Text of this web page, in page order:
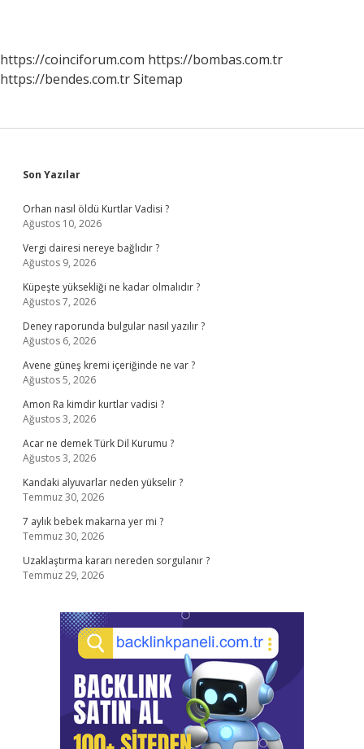
https://coinciforum.com https://bombas.com.tr
https://bendes.com.trSitemap
Sidebar
Son Yazılar
Orhan nasıl öldü Kurtlar Vadisi ?
Ağustos 10, 2026
Vergi dairesi nereye bağlıdır ?
Ağustos 9, 2026
Küpeşte yüksekliği ne kadar olmalıdır ?
Ağustos 7, 2026
Deney raporunda bulgular nasıl yazılır ?
Ağustos 6, 2026
Avene güneş kremi içeriğinde ne var ?
Ağustos 5, 2026
Amon Ra kimdir kurtlar vadisi ?
Ağustos 3, 2026
Acar ne demek Türk Dil Kurumu ?
Ağustos 3, 2026
Kandaki alyuvarlar neden yükselir ?
Temmuz 30, 2026
7 aylık bebek makarna yer mi ?
Temmuz 30, 2026
Uzaklaştırma kararı nereden sorgulanır ?
Temmuz 29, 2026